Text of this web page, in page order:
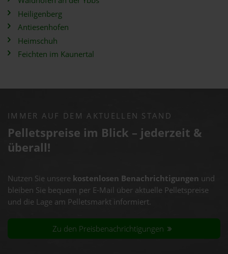
Heiligenberg
Antiesenhofen
Heimschuh
Feichten im Kaunertal
IMMER AUF DEM AKTUELLEN STAND
Pelletspreise im Blick – jederzeit &
überall!
Nutzen Sie unsere kostenlosen Benachrichtigungen und
bleiben Sie bequem per E-Mail über aktuelle Pelletspreise
und die Lage am Pelletsmarkt informiert.
Zu den Preisbenachrichtigungen